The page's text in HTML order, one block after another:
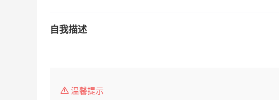
自我描述
温馨提示